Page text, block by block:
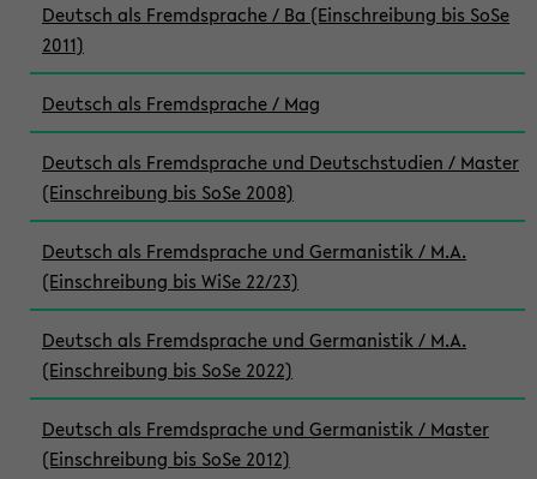
Deutsch als Fremdsprache / Ba (Einschreibung bis SoSe
2011)
Deutsch als Fremdsprache / Mag
Deutsch als Fremdsprache und Deutschstudien / Master
(Einschreibung bis SoSe 2008)
Deutsch als Fremdsprache und Germanistik / M.A.
(Einschreibung bis WiSe 22/23)
Deutsch als Fremdsprache und Germanistik / M.A.
(Einschreibung bis SoSe 2022)
Deutsch als Fremdsprache und Germanistik / Master
(Einschreibung bis SoSe 2012)